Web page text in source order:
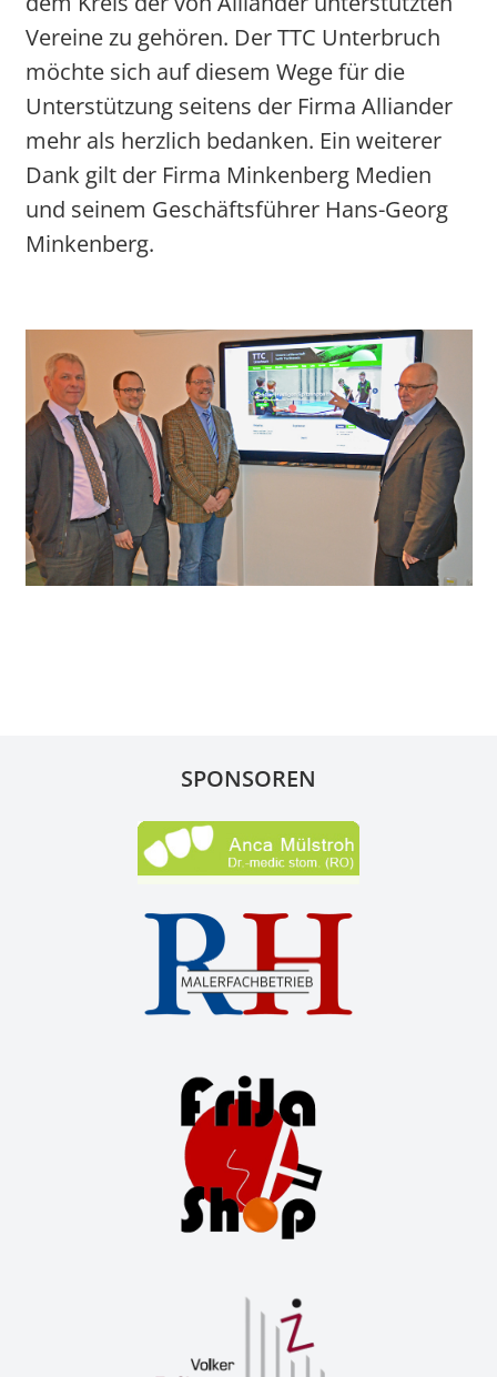
Vereine zu gehören. Der TTC Unterbruch
möchte sich auf diesem Wege für die
Unterstützung seitens der Firma Alliander
mehr als herzlich bedanken. Ein weiterer
Dank gilt der Firma Minkenberg Medien
und seinem Geschäftsführer Hans-Georg
Minkenberg.
SPONSOREN